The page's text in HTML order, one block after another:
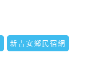
新吉安鄉民宿網